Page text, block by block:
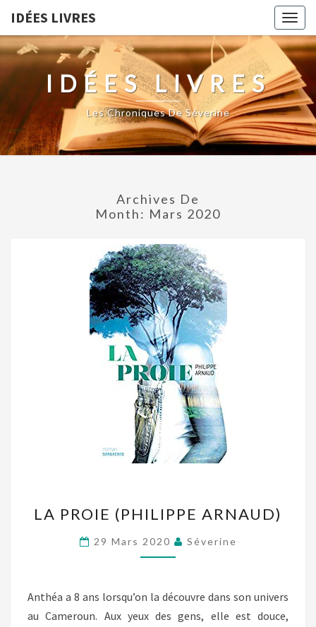
IDÉES LIVRES
IDÉES LIVRES
Les Chroniques De Séverine
Archives De
Month: Mars 2020
PROIE
(PHILIPPE
ARNAUD)
LA PROIE (PHILIPPE ARNAUD)
29 Mars 2020 Séverine
Anthéa a 8 ans lorsqu’on la découvre dans son univers
au Cameroun. Aux yeux des gens, elle est douce,